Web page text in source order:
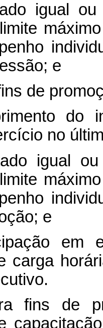
igual
e
de
do
no
igual
e
em
carga
fins de